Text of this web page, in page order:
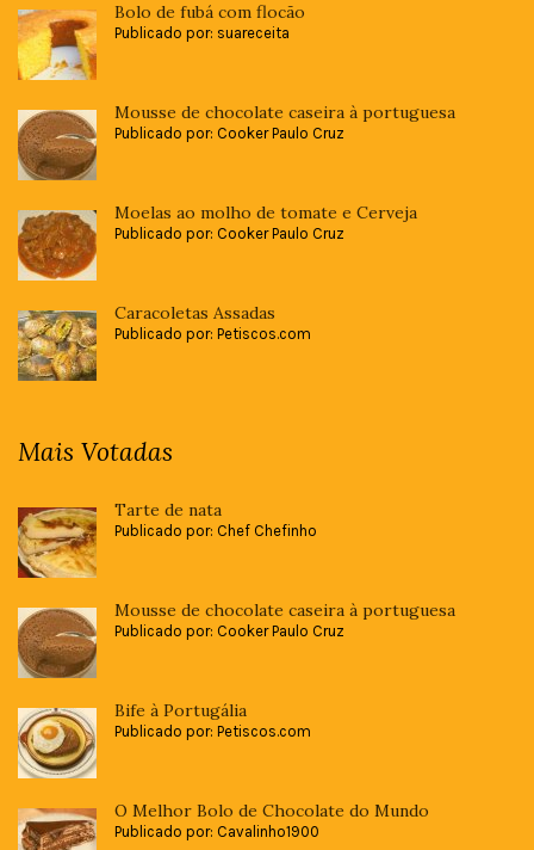
Bolo de fubá com flocão
Publicado por: suareceita
Mousse de chocolate caseira à portuguesa
Publicado por: Cooker Paulo Cruz
Moelas ao molho de tomate e Cerveja
Publicado por: Cooker Paulo Cruz
Caracoletas Assadas
Publicado por: Petiscos.com
Mais Votadas
Tarte de nata
Publicado por: Chef Chefinho
Mousse de chocolate caseira à portuguesa
Publicado por: Cooker Paulo Cruz
Bife à Portugália
Publicado por: Petiscos.com
O Melhor Bolo de Chocolate do Mundo
Publicado por: Cavalinho1900